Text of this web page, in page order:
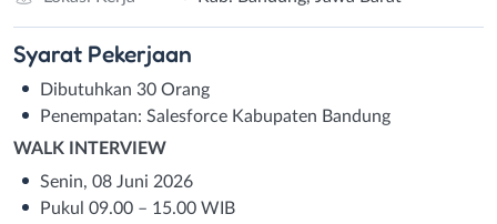
Syarat Pekerjaan
Dibutuhkan 30 Orang
Penempatan: Salesforce Kabupaten Bandung
WALK INTERVIEW
Senin, 08 Juni 2026
Pukul 09.00 – 15.00 WIB